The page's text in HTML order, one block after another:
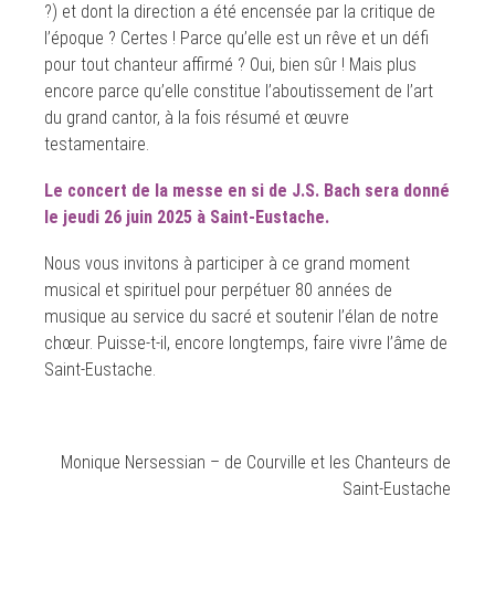
?) et dont la direction a été encensée par la critique de
l’époque ? Certes ! Parce qu’elle est un rêve et un défi
pour tout chanteur affirmé ? Oui, bien sûr ! Mais plus
encore parce qu’elle constitue l’aboutissement de l’art
du grand cantor, à la fois résumé et œuvre
testamentaire.
Le concert de la messe en si de J.S. Bach sera donné
le jeudi 26 juin 2025 à Saint-Eustache.
Nous vous invitons à participer à ce grand moment
musical et spirituel pour perpétuer 80 années de
musique au service du sacré et soutenir l’élan de notre
chœur. Puisse-t-il, encore longtemps, faire vivre l’âme de
Saint-Eustache.
Monique Nersessian – de Courville et les Chanteurs de
Saint-Eustache